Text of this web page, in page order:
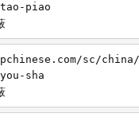
piao
sc/
sha